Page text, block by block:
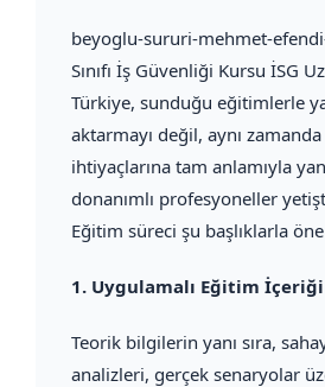
beyoglu-sururi-mehmet-
Sınıfı İş Güvenliği Kursu İSG
Türkiye, sunduğu eğitimlerle
aktarmayı değil, aynı
ihtiyaçlarına tam anlamıyla
donanımlı profesyoneller
Eğitim süreci şu başlıklarla öne
1. Uygulamalı Eğitim İçeriği
Teorik bilgilerin yanı sıra,
analizleri, gerçek senaryolar